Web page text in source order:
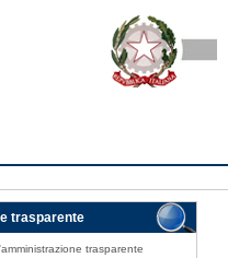
trasparente
trasparente